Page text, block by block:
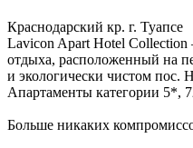
Краснодарский кр. г. Туапсе
Lavicon Apart Hotel Collection
отдыха, расположенный на
и экологически чистом пос.
Апартаменты категории 5*,
Больше никаких